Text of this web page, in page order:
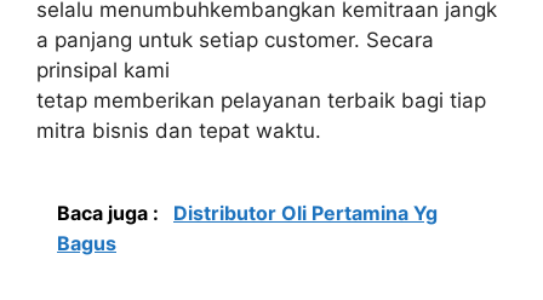
selalu menumbuhkembangkan kemitraan jangk
a panjang untuk setiap customer. Secara
prinsipal kami
tetap memberikan pelayanan terbaik bagi tiap
mitra bisnis dan tepat waktu.
Baca juga :
Distributor Oli Pertamina Yg
Bagus